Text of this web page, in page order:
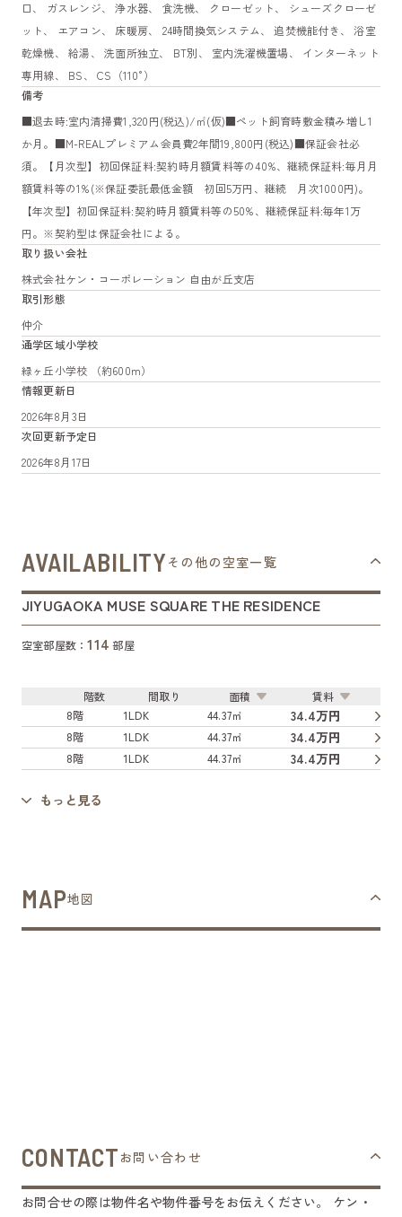
口、 ガスレンジ、 浄水器、 食洗機、 クローゼット、 シューズクローゼ
ット、 エアコン、 床暖房、 24時間換気システム、 追焚機能付き、 浴室
乾燥機、 給湯、 洗面所独立、 BT別、 室内洗濯機置場、 インターネット
専用線、 BS、 CS（110°）
備考
■退去時:室内清掃費1,320円(税込)/㎡(仮)■ペット飼育時敷金積み増し1
か月。■M-REALプレミアム会員費2年間19,800円(税込)■保証会社必
須。【月次型】初回保証料:契約時月額賃料等の40%、継続保証料:毎月月
額賃料等の1%(※保証委託最低金額 初回5万円、継続 月次1000円)。
【年次型】初回保証料:契約時月額賃料等の50%、継続保証料:毎年1万
円。※契約型は保証会社による。
取り扱い会社
株式会社ケン・コーポレーション 自由が丘支店
取引形態
仲介
通学区域小学校
緑ヶ丘小学校 （約600m）
情報更新日
2026年8月3日
次回更新予定日
2026年8月17日
AVAILABILITY その他の空室一覧
JIYUGAOKA MUSE SQUARE THE RESIDENCE
空室部屋数：114 部屋
階数 間取り 面積
賃料
8階
1LDK 44.37㎡ 34.4万円
8階 1LDK 44.37㎡ 34.4万円
8階 1LDK 44.37㎡ 34.4万円
もっと見る
MAP地図
CONTACT お問い合わせ
お問合せの際は物件名や物件番号をお伝えください。
ケン・